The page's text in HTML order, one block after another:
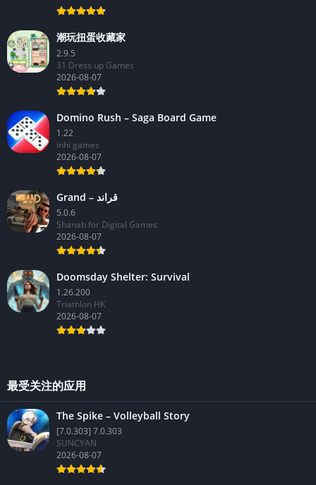
潮玩扭蛋收藏家
2.9.5
31 Dress up Games
2026-08-07
Domino Rush – Saga Board Game
1.22
inhi games
2026-08-07
Grand – قراند
5.0.6
Shanab for Digital Games
2026-08-07
Doomsday Shelter: Survival
1.26.200
Triathlon HK
2026-08-07
最受关注的应用
The Spike – Volleyball Story
[7.0.303] 7.0.303
SUNCYAN
2026-08-07